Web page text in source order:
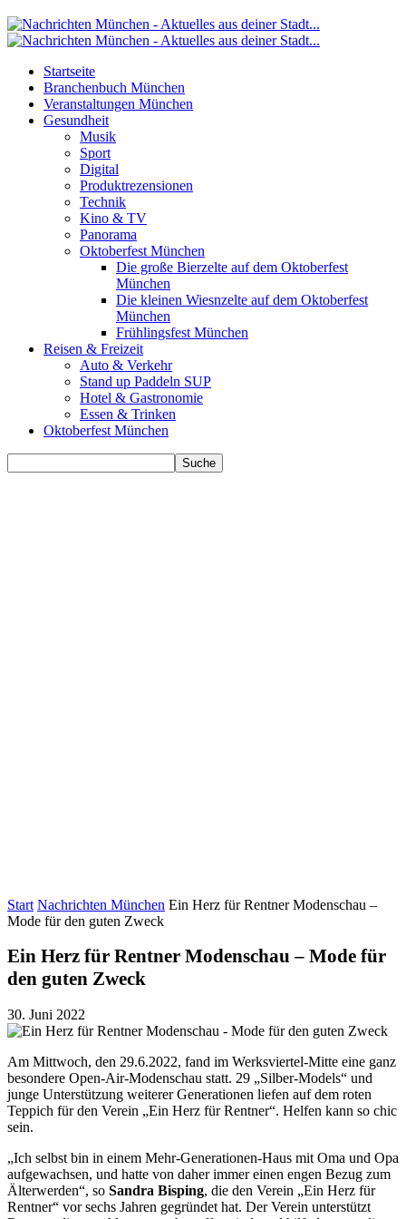
Startseite
Branchenbuch München
Veranstaltungen München
Gesundheit
Musik
Sport
Digital
Produktrezensionen
Technik
Kino & TV
Panorama
Oktoberfest München
Die große Bierzelte auf dem Oktoberfest
München
Die kleinen Wiesnzelte auf dem Oktoberfest
München
Frühlingsfest München
Reisen & Freizeit
Auto & Verkehr
Stand up Paddeln SUP
Hotel & Gastronomie
Essen & Trinken
Oktoberfest München
Start Nachrichten München Ein Herz für Rentner Modenschau –
Mode für den guten Zweck
Ein Herz für Rentner Modenschau – Mode für
den guten Zweck
30. Juni 2022
Am Mittwoch, den 29.6.2022, fand im Werksviertel-Mitte eine ganz
besondere Open-Air-Modenschau statt. 29 „Silber-Models“ und
junge Unterstützung weiterer Generationen liefen auf dem roten
Teppich für den Verein „Ein Herz für Rentner“. Helfen kann so chic
sein.
„Ich selbst bin in einem Mehr-Generationen-Haus mit Oma und Opa
aufgewachsen, und hatte von daher immer einen engen Bezug zum
Älterwerden“, so Sandra Bisping, die den Verein „Ein Herz für
Rentner“ vor sechs Jahren gegründet hat. Der Verein unterstützt